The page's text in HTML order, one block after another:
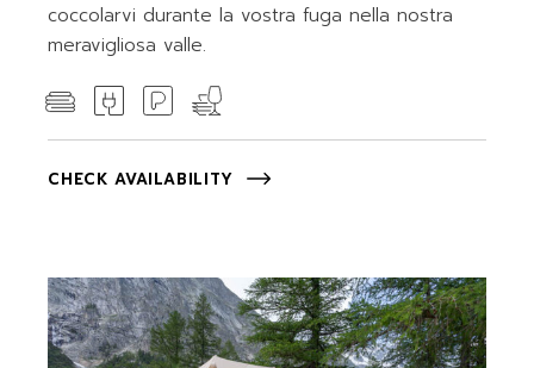
coccolarvi durante la vostra fuga nella nostra
meravigliosa valle.
CHECK AVAILABILITY